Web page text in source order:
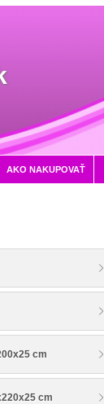
AKO NAKUPOVAŤ
cm
cm